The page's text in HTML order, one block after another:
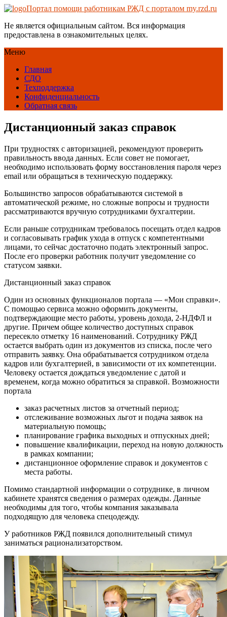
Портал помощи работникам РЖД с порталом my.rzd.ru
Не является официальным сайтом. Вся информация
предоставлена в ознакомительных целях.
Меню
Главная
СДО
Техподдержка
Конфиденциальность
Обратная связь
Дистанционный заказ справок
При трудностях с авторизацией, рекомендуют проверить
правильность ввода данных. Если совет не помогает,
необходимо использовать форму восстановления пароля через
email или обращаться в техническую поддержку.
Большинство запросов обрабатываются системой в
автоматической режиме, но сложные вопросы и трудности
рассматриваются вручную сотрудниками бухгалтерии.
Если раньше сотрудникам требовалось посещать отдел кадров
и согласовывать график ухода в отпуск с компетентными
лицами, то сейчас достаточно подать электронный запрос.
После его проверки работник получит уведомление со
статусом заявки.
Дистанционный заказ справок
Один из основных функционалов портала — «Мои справки».
С помощью сервиса можно оформить документы,
подтверждающие место работы, уровень дохода, 2-НДФЛ и
другие. Причем общее количество доступных справок
пересекло отметку 16 наименований. Сотруднику РЖД
остается выбрать один из документов из списка, после чего
отправить заявку. Она обрабатывается сотрудником отдела
кадров или бухгалтерией, в зависимости от их компетенции.
Человеку остается дождаться уведомление с датой и
временем, когда можно обратиться за справкой. Возможности
портала
заказ расчетных листов за отчетный период;
отслеживание возможных льгот и подача заявок на
материальную помощь;
планирование графика выходных и отпускных дней;
повышение квалификации, переход на новую должность
в рамках компании;
дистанционное оформление справок и документов с
места работы.
Помимо стандартной информации о сотруднике, в личном
кабинете хранятся сведения о размерах одежды. Данные
необходимы для того, чтобы компания заказывала
подходящую для человека спецодежду.
У работников РЖД появился дополнительный стимул
заниматься рационализаторством.